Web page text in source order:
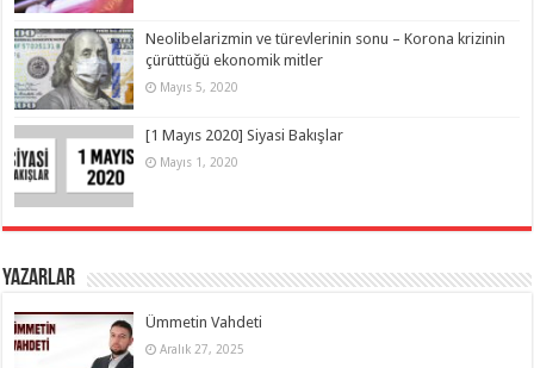
Neolibelarizmin ve türevlerinin sonu – Korona krizinin
çürüttüğü ekonomik mitler
Mayıs 5, 2020
[1 Mayıs 2020] Siyasi Bakışlar
Mayıs 1, 2020
Yazarlar
Ümmetin Vahdeti
Aralık 27, 2025